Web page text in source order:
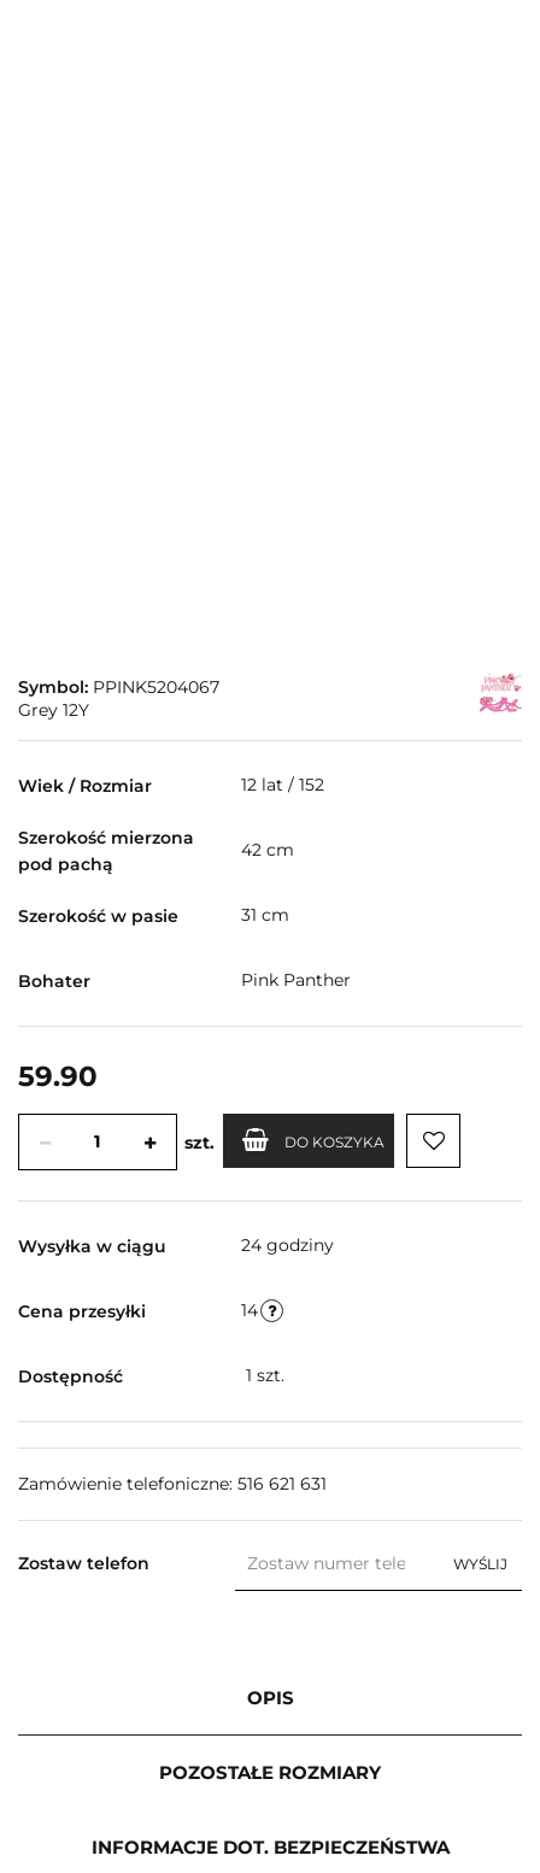
Symbol: PPINK5204067
Grey 12Y
Wiek / Rozmiar 12 lat / 152
Szerokość mierzona
pod pachą
42 cm
Szerokość w pasie 31 cm
Bohater Pink Panther
59.90
szt. DO KOSZYKA
Wysyłka w ciągu 24 godziny
Cena przesyłki 14
Dostępność 1 szt.
Zamówienie telefoniczne: 516 621 631
Zostaw telefon WYŚLIJ
OPIS
POZOSTAŁE ROZMIARY
INFORMACJE DOT. BEZPIECZEŃSTWA